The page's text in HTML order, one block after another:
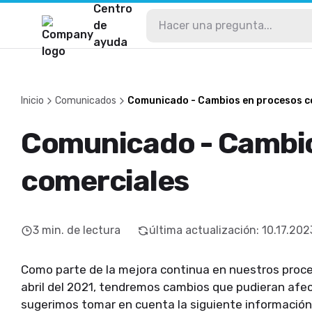
Centro
de
ayuda
Inicio Comunicados Comunicado - Cambios en procesos
Comunicado -
comerciales
3 min. de lectura última actualización:
Como parte de la mejora continua en nuestros
abril del 2021, tendremos cambios que pudieran
sugerimos tomar en cuenta la siguiente